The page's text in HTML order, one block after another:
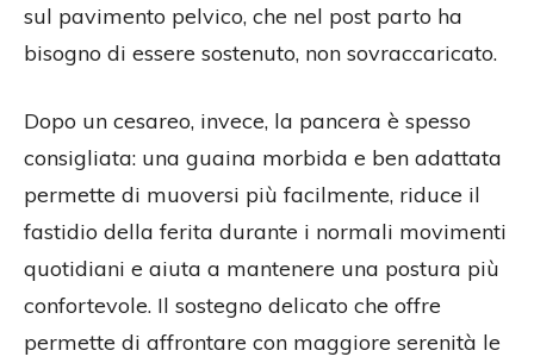
sul pavimento pelvico, che nel post parto ha
bisogno di essere sostenuto, non sovraccaricato.
Dopo un cesareo, invece, la pancera è spesso
consigliata: una guaina morbida e ben adattata
permette di muoversi più facilmente, riduce il
fastidio della ferita durante i normali movimenti
quotidiani e aiuta a mantenere una postura più
confortevole. Il sostegno delicato che offre
permette di affrontare con maggiore serenità le